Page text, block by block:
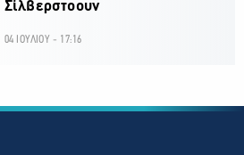
Σίλβερστοουν
04 ΙΟΥΛΙΟΥ - 17:16